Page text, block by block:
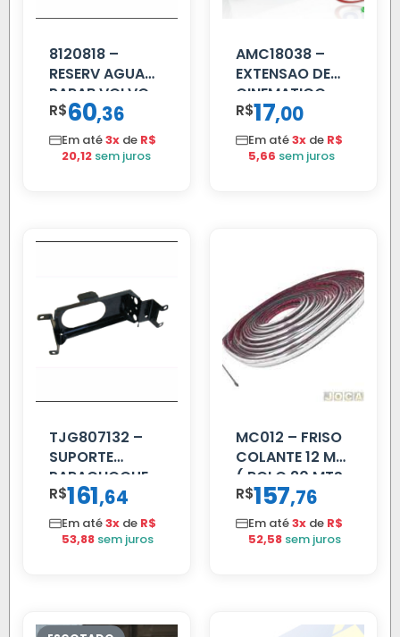
8120818 –
RESERV AGUA
PARAB VOLVO
EDC
R$60,36
Em até3x de R$
20,12 sem juros
AMC18038 –
EXTENSAO DE
CINEMATICO
40MM
R$17,00
Em até3x de R$
5,66 sem juros
TJG807132 –
SUPORTE
PARACHOQUE
VW 12.170 LD
R$161,64
Em até3x de R$
53,88 sem juros
MC012 – FRISO
COLANTE 12 MM
( ROLO 20 MTS
)
R$157,76
Em até3x de R$
52,58 sem juros